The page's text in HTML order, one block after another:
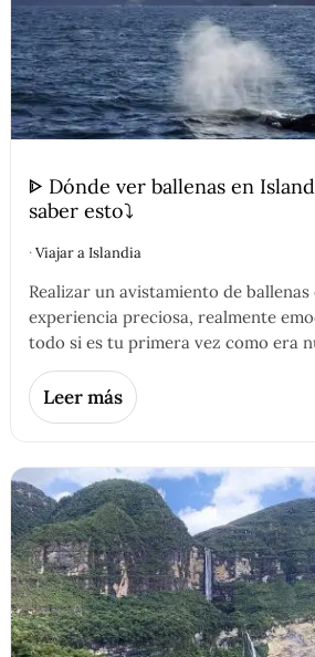
ᐈ Dónde ver ballenas en
saber esto⤵️
·Viajar a Islandia
Realizar un avistamiento de ballenas
experiencia preciosa, realmente
todo si es tu primera vez como era
Leer más